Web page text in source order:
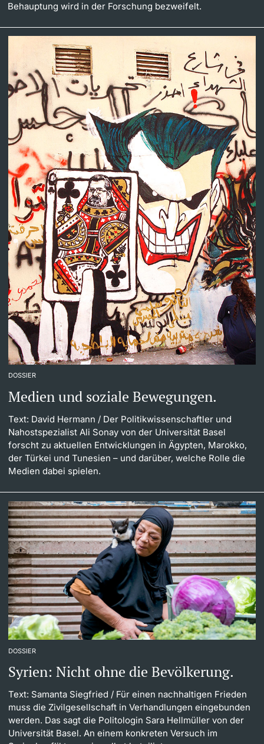
Behauptung wird in der Forschung bezweifelt.
DOSSIER
Medien und soziale Bewegungen.
Text: David Hermann / Der Politikwissenschaftler und
Nahostspezialist Ali Sonay von der Universität Basel
forscht zu aktuellen Entwicklungen in Ägypten, Marokko,
der Türkei und Tunesien – und darüber, welche Rolle die
Medien dabei spielen.
DOSSIER
Syrien: Nicht ohne die Bevölkerung.
Text: Samanta Siegfried / Für einen nachhaltigen Frieden
muss die Zivilgesellschaft in Verhandlungen eingebunden
werden. Das sagt die Politologin Sara Hellmüller von der
Universität Basel. An einem konkreten Versuch im